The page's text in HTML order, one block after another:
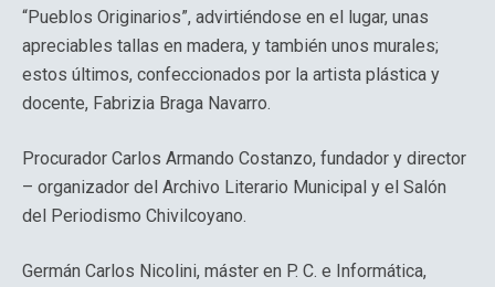
“Pueblos Originarios”, advirtiéndose en el lugar, unas
apreciables tallas en madera, y también unos murales;
estos últimos, confeccionados por la artista plástica y
docente, Fabrizia Braga Navarro.
Procurador Carlos Armando Costanzo, fundador y director
– organizador del Archivo Literario Municipal y el Salón
del Periodismo Chivilcoyano.
Germán Carlos Nicolini, máster en P. C. e Informática,